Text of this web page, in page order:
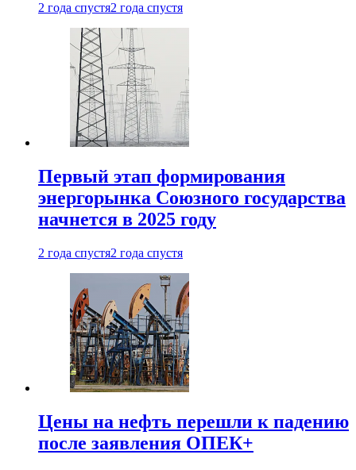
2 года спустя2 года спустя
Первый этап формирования
энергорынка Союзного государства
начнется в 2025 году
2 года спустя2 года спустя
Цены на нефть перешли к падению
после заявления ОПЕК+